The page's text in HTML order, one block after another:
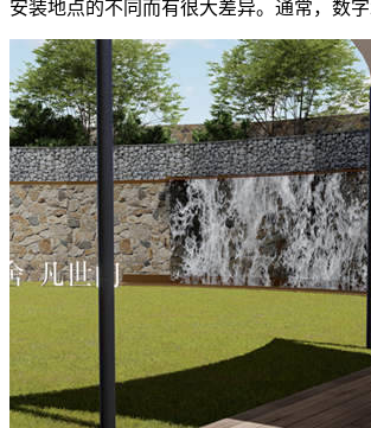
安装地点的不同而有很大差异。通常，数字